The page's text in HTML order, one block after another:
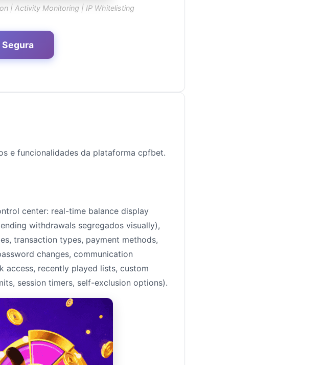
| Activity Monitoring | IP Whitelisting
Segura
e funcionalidades da plataforma cpfbet.
center: real-time balance display
withdrawals segregados visually),
transaction types, payment methods,
changes, communication
access, recently played lists, custom
session timers, self-exclusion options).